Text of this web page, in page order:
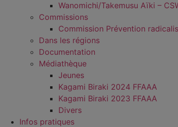
Wanomichi/Takemusu Aïki –
Commissions
Commission Prévention
Dans les régions
Documentation
Médiathèque
Jeunes
Kagami Biraki 2024 FFAAA
Kagami Biraki 2023 FFAAA
Divers
Infos pratiques